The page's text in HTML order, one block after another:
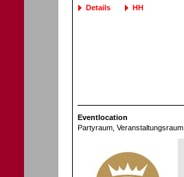
Details HH
Eventlocation
Partyraum , Veranstaltungsraum